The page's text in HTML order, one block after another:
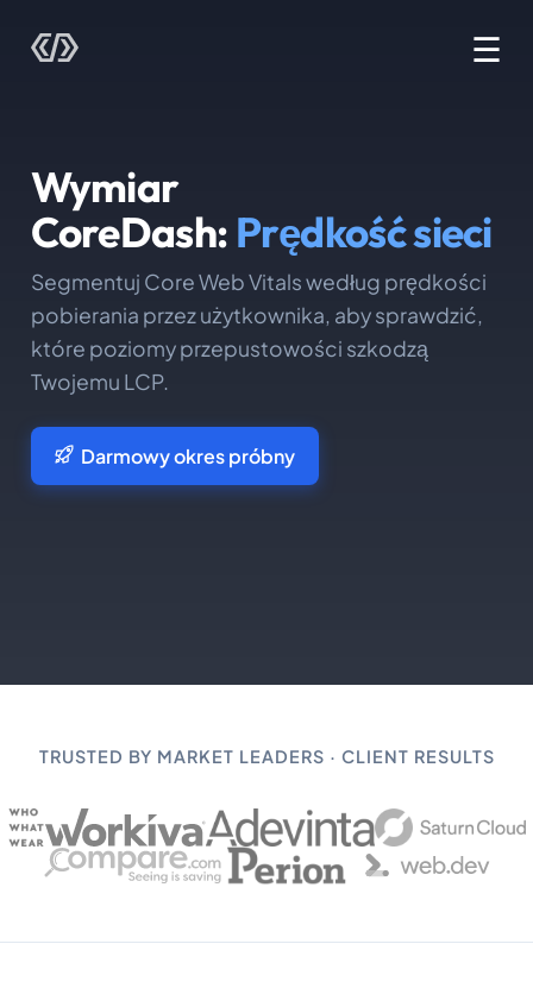
☰
Wymiar
CoreDash: Prędkość sieci
Segmentuj Core Web Vitals według prędkości
pobierania przez użytkownika, aby sprawdzić,
które poziomy przepustowości szkodzą
Twojemu LCP.
Darmowy okres próbny
TRUSTED BY MARKET LEADERS · CLIENT RESULTS